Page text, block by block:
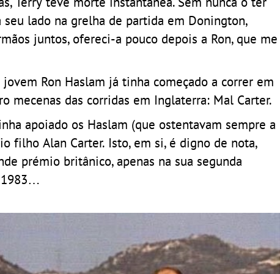
lado na grelha de partida em Donington,
juntos, ofereci-a pouco depois a Ron, que me
Ron Haslam já tinha começado a correr em
mecenas das corridas em Inglaterra: Mal Carter.
apoiado os Haslam (que ostentavam sempre a
filho Alan Carter. Isto, em si, é digno de nota,
prémio britânico, apenas na sua segunda
1983…